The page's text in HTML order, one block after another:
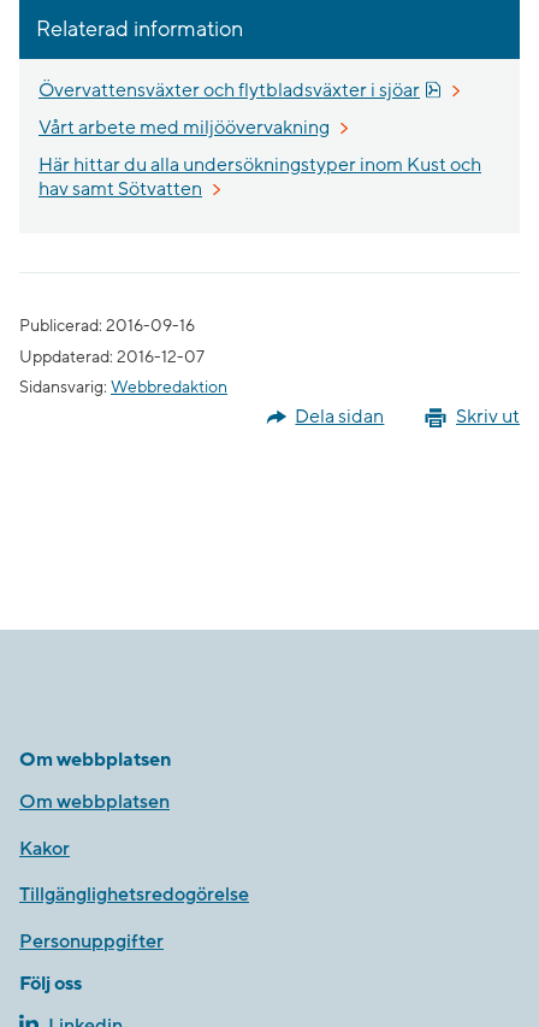
Relaterad information
Övervattensväxter och flytbladsväxter i sjöar
Pdf,
Vårt arbete med miljöövervakning
Här hittar du alla undersökningstyper inom Kust och
hav samt Sötvatten
Publicerad: 2016-09-16
Uppdaterad: 2016-12-07
Sidansvarig: Webbredaktion
Skriv ut
Dela sidan
Om webbplatsen
Om webbplatsen
Kakor
Tillgänglighetsredogörelse
Personuppgifter
Följ oss